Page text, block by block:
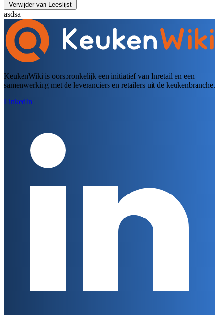
Verwijder van Leeslijst
asdsa
KeukenWiki is oorspronkelijk een initiatief van Inretail en een
samenwerking met de leveranciers en retailers uit de keukenbranche.
LinkedIn